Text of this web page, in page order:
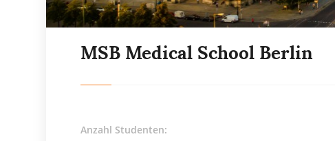
MSB Medical School Berlin
Anzahl Studenten: